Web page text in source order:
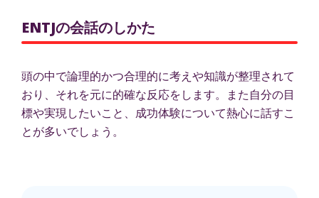
ENTJの会話のしかた
頭の中で論理的かつ合理的に考えや知識が整理されて
おり、それを元に的確な反応をします。また自分の目
標や実現したいこと、成功体験について熱心に話すこ
とが多いでしょう。